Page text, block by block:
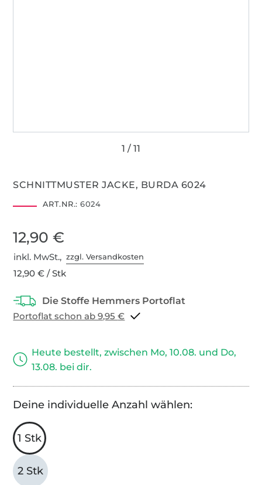
SCHNITTMUSTER JACKE, BURDA 6024
ART.NR.: 6024
12,90 €
inkl. MwSt.,zzgl. Versandkosten
12,90 € / Stk
Portoflat schon ab 9,95 €
Heute bestellt, zwischen Mo, 10.08. und Do,
13.08. bei dir.
Deine individuelle Anzahl wählen:
1 Stk
2 Stk